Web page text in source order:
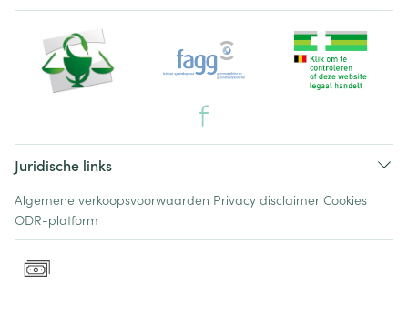
Juridische links
Algemene verkoopsvoorwaarden Privacy disclaimer Cookies
ODR-platform